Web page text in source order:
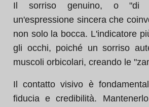
Il sorriso genuino, o "di
un'espressione sincera che
non solo la bocca. L'indicatore
gli occhi, poiché un sorriso
muscoli orbicolari, creando le
Il contatto visivo è
fiducia e credibilità.